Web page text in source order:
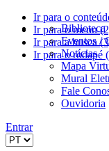
Ir para o
Ir para o menu
Ir para a busca
Ir para o rodapé
Biblioteca
Eventos /
Notícias
Mapa
Mural
Fale
Ouvidoria
Entrar